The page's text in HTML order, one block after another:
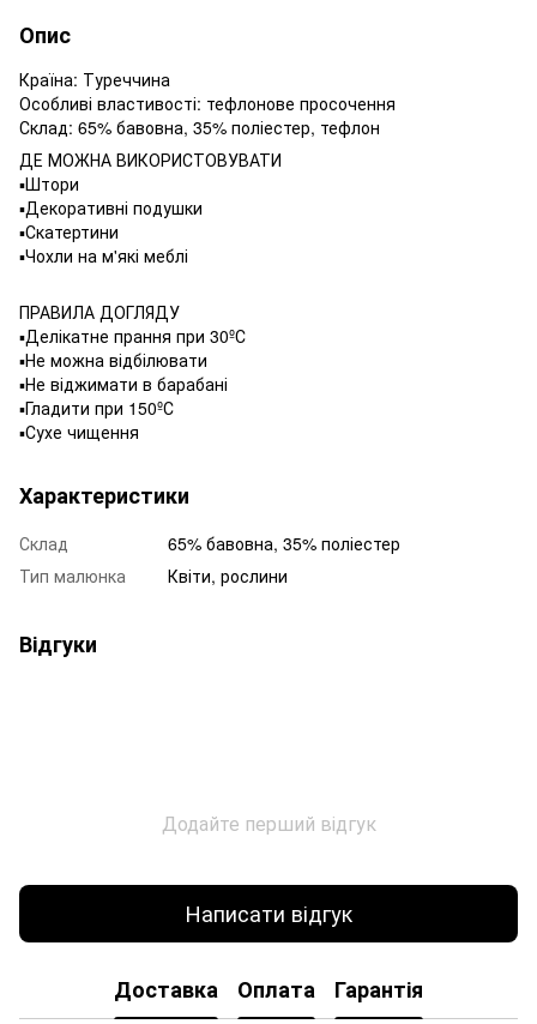
Опис
Країна: Туреччина
Особливі властивості: тефлонове просочення
Склад: 65% бавовна, 35% поліестер, тефлон
ДЕ МОЖНА ВИКОРИСТОВУВАТИ
▪️Штори
▪️Декоративні подушки
▪️Скатертини
▪️Чохли на м'які меблі
ПРАВИЛА ДОГЛЯДУ
▪️Делікатне прання при 30ºС
▪️Не можна відбілювати
▪️Не віджимати в барабані
▪️Гладити при 150ºС
▪️Сухе чищення
Характеристики
Склад
65% бавовна, 35% поліестер
Тип малюнка
Квіти, рослини
Відгуки
Додайте перший відгук
Написати відгук
Доставка Оплата Гарантія